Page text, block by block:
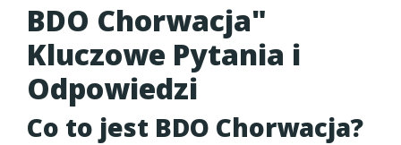
BDO Chorwacja"
Kluczowe Pytania i
Odpowiedzi
Co to jest BDO Chorwacja?